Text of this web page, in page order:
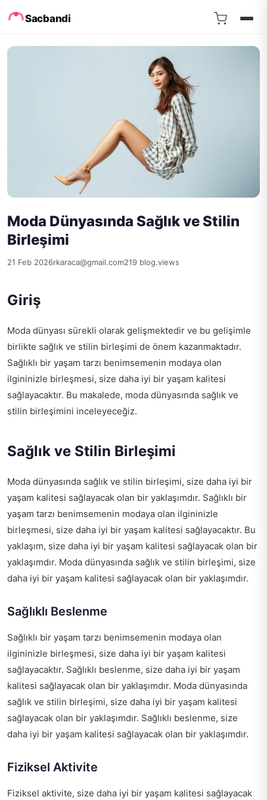
Sacbandi
Moda Dünyasında Sağlık ve Stilin
Birleşimi
21 Feb 2026rkaraca@gmail.com219 blog.views
Giriş
Moda dünyası sürekli olarak gelişmektedir ve bu gelişimle
birlikte sağlık ve stilin birleşimi de önem kazanmaktadır.
Sağlıklı bir yaşam tarzı benimsemenin modaya olan
ilgininizle birleşmesi, size daha iyi bir yaşam kalitesi
sağlayacaktır. Bu makalede, moda dünyasında sağlık ve
stilin birleşimini inceleyeceğiz.
Sağlık ve Stilin Birleşimi
Moda dünyasında sağlık ve stilin birleşimi, size daha iyi bir
yaşam kalitesi sağlayacak olan bir yaklaşımdır. Sağlıklı bir
yaşam tarzı benimsemenin modaya olan ilgininizle
birleşmesi, size daha iyi bir yaşam kalitesi sağlayacaktır. Bu
yaklaşım, size daha iyi bir yaşam kalitesi sağlayacak olan bir
yaklaşımdır. Moda dünyasında sağlık ve stilin birleşimi, size
daha iyi bir yaşam kalitesi sağlayacak olan bir yaklaşımdır.
Sağlıklı Beslenme
Sağlıklı bir yaşam tarzı benimsemenin modaya olan
ilgininizle birleşmesi, size daha iyi bir yaşam kalitesi
sağlayacaktır. Sağlıklı beslenme, size daha iyi bir yaşam
kalitesi sağlayacak olan bir yaklaşımdır. Moda dünyasında
sağlık ve stilin birleşimi, size daha iyi bir yaşam kalitesi
sağlayacak olan bir yaklaşımdır. Sağlıklı beslenme, size
daha iyi bir yaşam kalitesi sağlayacak olan bir yaklaşımdır.
Fiziksel Aktivite
Fiziksel aktivite, size daha iyi bir yaşam kalitesi sağlayacak